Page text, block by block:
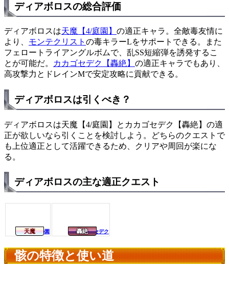
ディアボロスの総合評価
ディアボロスは天魔【4/庭園】 の適正キャラ。全敵毒友情に
より、 モンテクリスト の毒キラーLをサポートできる。また
フェロートライアングルボムで、乱SS短縮弾を誘発するこ
とが可能だ。
カカゴセデク【轟絶】 の適正キャラでもあり、
高攻撃力とドレインMで安定攻略に貢献できる。
ディアボロスは引くべき？
ディアボロスは天魔【4/庭園】とカカゴセデク【轟絶】の適
正が欲しいなら引くことを検討しよう。どちらのクエストで
も上位適正として活躍できるため、クリアや周回が楽にな
る。
ディアボロスの主な適正クエスト
第4の園
天魔 カカゴセデク
轟絶
骸の特徴と使い道